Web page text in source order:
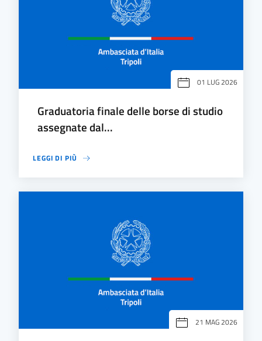
01 LUG 2026
Graduatoria finale delle borse di studio
assegnate dal...
LEGGI DI PIÙ
21 MAG 2026